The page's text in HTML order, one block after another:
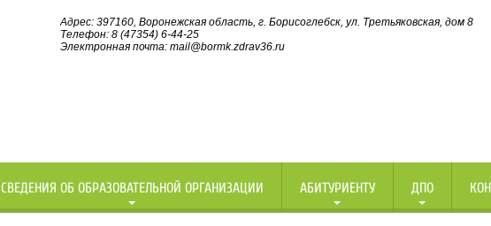
Адрес: 397160, Воронежская область, г. Борисоглебск, ул. Третьяковская, дом 8
Телефон: 8 (47354) 6-44-25
Электронная почта: mail@bormk.zdrav36.ru
СВЕДЕНИЯ ОБ ОБРАЗОВАТЕЛЬНОЙ ОРГАНИЗАЦИИ АБИТУРИЕНТУ ДПО